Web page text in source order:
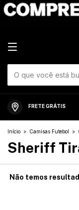
FRETE GRÁTIS
Início > Camisas Futebol >
Sheriff
Não temos